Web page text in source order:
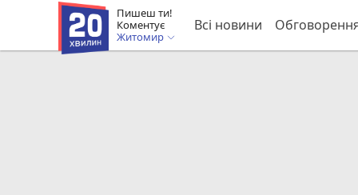
Пишеш ти!
Коментує
Житомир
Всі новини